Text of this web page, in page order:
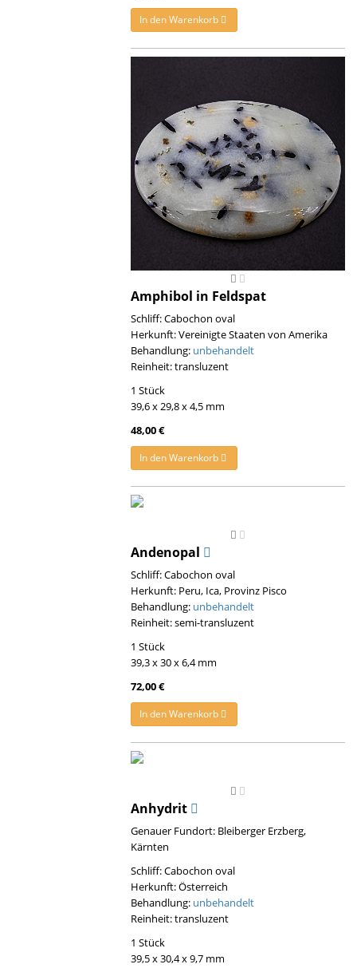
In den Warenkorb
Amphibol in Feldspat
Schliff: Cabochon oval
Herkunft: Vereinigte Staaten von Amerika
Behandlung: unbehandelt
Reinheit: transluzent
1 Stück
39,6 x 29,8 x 4,5 mm
48,00 €
In den Warenkorb
Andenopal
Schliff: Cabochon oval
Herkunft: Peru, Ica, Provinz Pisco
Behandlung: unbehandelt
Reinheit: semi-transluzent
1 Stück
39,3 x 30 x 6,4 mm
72,00 €
In den Warenkorb
Anhydrit
Genauer Fundort: Bleiberger Erzberg,
Kärnten
Schliff: Cabochon oval
Herkunft: Österreich
Behandlung: unbehandelt
Reinheit: transluzent
1 Stück
39,5 x 30,4 x 9,7 mm